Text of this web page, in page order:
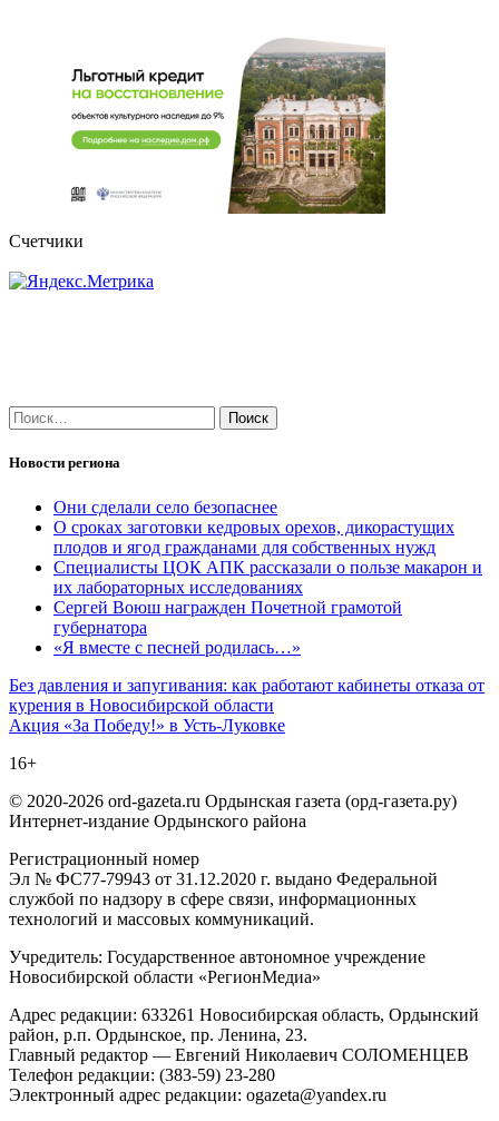
Счетчики
Найти:
Новости региона
Они сделали село безопаснее
О сроках заготовки кедровых орехов, дикорастущих
плодов и ягод гражданами для собственных нужд
Специалисты ЦОК АПК рассказали о пользе макарон и
их лабораторных исследованиях
Сергей Воюш награжден Почетной грамотой
губернатора
«Я вместе с песней родилась…»
Навигация
по
Без давления и запугивания: как работают кабинеты отказа от
курения в Новосибирской области
Акция «За Победу!» в Усть-Луковке
16+
© 2020-2026 ord-gazeta.ru Ордынская газета (орд-газета.ру)
Интернет-издание Ордынского района
Регистрационный номер
Эл № ФС77-79943 от 31.12.2020 г. выдано Федеральной
службой по надзору в сфере связи, информационных
технологий и массовых коммуникаций.
Учредитель: Государственное автономное учреждение
Новосибирской области «РегионМедиа»
Адрес редакции: 633261 Новосибирская область, Ордынский
район, р.п. Ордынское, пр. Ленина, 23.
Главный редактор — Евгений Николаевич СОЛОМЕНЦЕВ
Телефон редакции: (383-59) 23-280
Электронный адрес редакции: ogazeta@yandex.ru